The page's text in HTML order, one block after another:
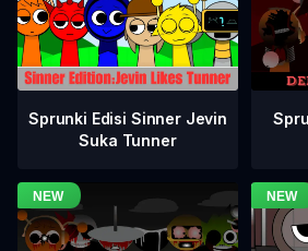
Sprunki Edisi Sinner Jevin
Suka Tunner